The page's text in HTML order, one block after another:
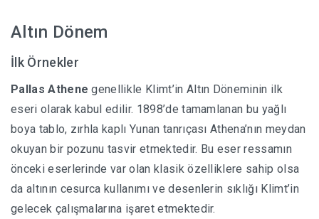
Altın Dönem
İlk Örnekler
Pallas Athene genellikle Klimt’in Altın Döneminin ilk
eseri olarak kabul edilir. 1898’de tamamlanan bu yağlı
boya tablo, zırhla kaplı Yunan tanrıçası Athena’nın meydan
okuyan bir pozunu tasvir etmektedir. Bu eser ressamın
önceki eserlerinde var olan klasik özelliklere sahip olsa
da altının cesurca kullanımı ve desenlerin sıklığı Klimt’in
gelecek çalışmalarına işaret etmektedir.